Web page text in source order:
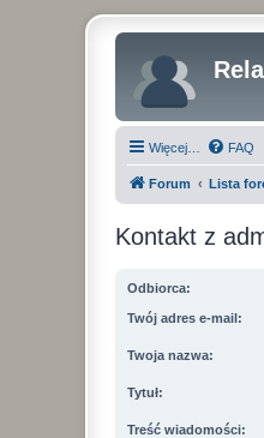
Więcej… FAQ
Forum Lista
Kontakt z
Odbiorca:
Twój adres e-mail:
Twoja nazwa:
Tytuł:
Treść wiadomości: